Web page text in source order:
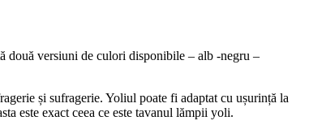
două versiuni de culori disponibile – alb -negru –
și sufragerie. Yoliul poate fi adaptat cu ușurință la
este exact ceea ce este tavanul lămpii yoli.